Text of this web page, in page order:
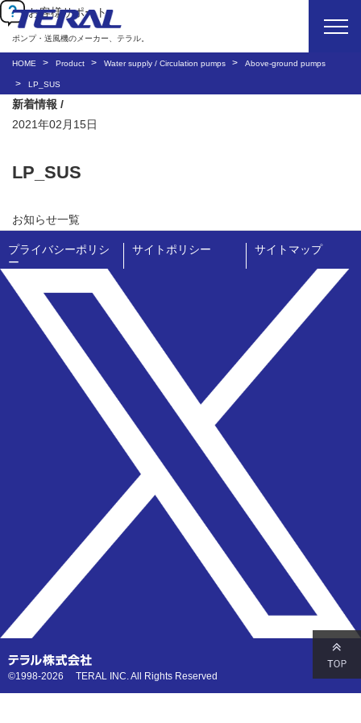
ポンプ・送風機のメーカー、テラル。
お客様サポート
HOME Product Water supply / Circulation pumps Above-ground pumps
LP_SUS
新着情報 /
2021年02月15日
LP_SUS
お知らせ一覧
プライバシーポリシ
ー
サイトポリシー サイトマップ
©1998-2026 TERAL INC. All Rights Reserved